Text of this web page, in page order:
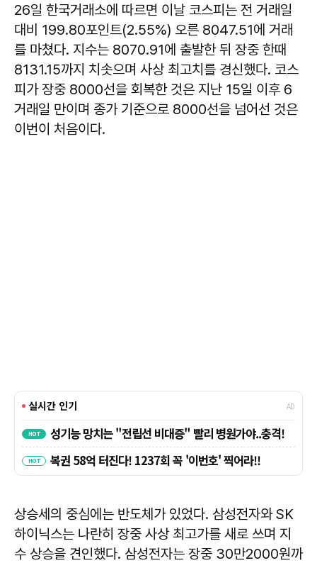
26일 한국거래소에 따르면 이날 코스피는 전 거래일
대비 199.80포인트(2.55%) 오른 8047.51에 거래
를 마쳤다. 지수는 8070.91에 출발한 뒤 장중 한때
8131.15까지 치솟으며 사상 최고치를 경신했다. 코스
피가 장중 8000선을 회복한 것은 지난 15일 이후 6
거래일 만이며 종가 기준으로 8000선을 넘어선 것은
이번이 처음이다.
상승세의 중심에는 반도체가 있었다. 삼성전자와 SK
하이닉스는 나란히 장중 사상 최고가를 새로 쓰며 지
수 상승을 견인했다. 삼성전자는 장중 30만2000원까